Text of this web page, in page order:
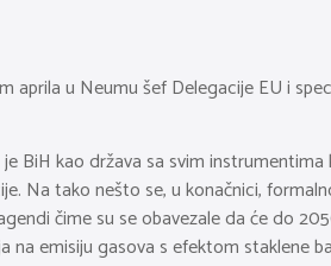
u Neumu šef Delegacije EU i
BiH kao država sa svim
Na tako nešto se, u konačnici,
čime su se obavezale da će do
na emisiju gasova s efektom staklene